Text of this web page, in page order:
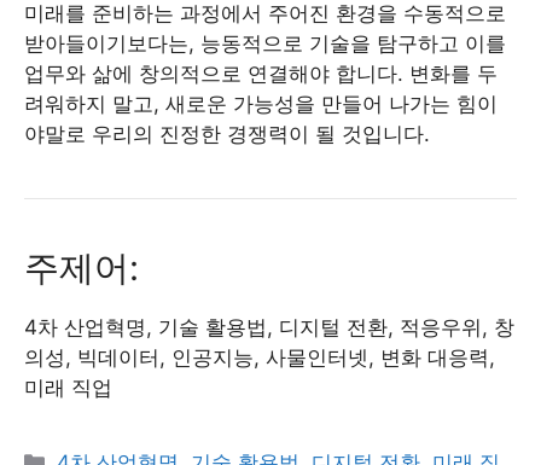
미래를 준비하는 과정에서 주어진 환경을 수동적으로
받아들이기보다는, 능동적으로 기술을 탐구하고 이를
업무와 삶에 창의적으로 연결해야 합니다. 변화를 두
려워하지 말고, 새로운 가능성을 만들어 나가는 힘이
야말로 우리의 진정한 경쟁력이 될 것입니다.
주제어:
4차 산업혁명, 기술 활용법, 디지털 전환, 적응우위, 창
의성, 빅데이터, 인공지능, 사물인터넷, 변화 대응력,
미래 직업
Categories